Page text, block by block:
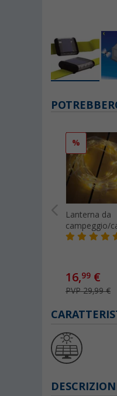
%
Lanterna da
campeggio/
Berger 2 in 1
16,99 €
PVP 29,99 €